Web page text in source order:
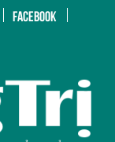
FACEBOOK